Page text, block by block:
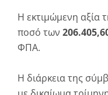
Η εκτιμώμενη αξία
ποσό των
ΦΠΑ.
Η διάρκεια της